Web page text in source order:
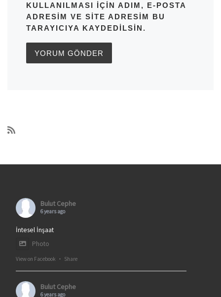
KULLANILMASI IÇIN ADIM, E-POSTA
ADRESIM VE SITE ADRESIM BU
TARAYICIYA KAYDEDILSIN.
Bulut Cephe
6 years ago
İntesel İnşaat
Photo
View on Facebook · Share
Bulut Cephe
6 years ago